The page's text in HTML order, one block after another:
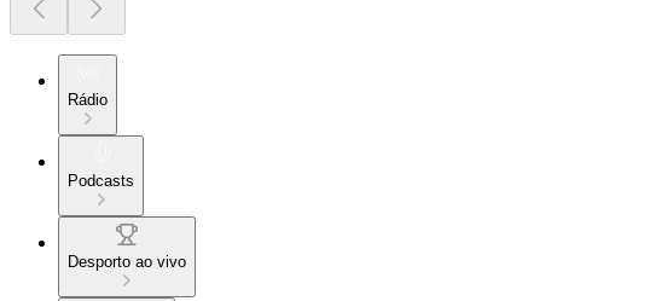
Rádio
Podcasts
Desporto ao vivo